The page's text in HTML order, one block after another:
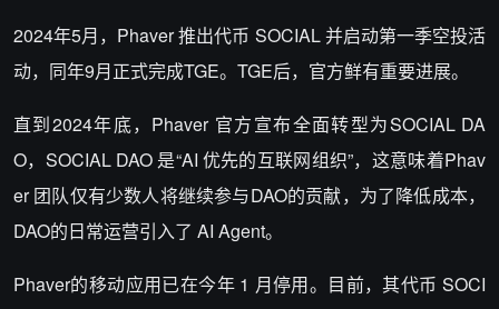
2024年5月，Phaver 推出代币 SOCIAL 并启动第一季空投活
动，同年9月正式完成TGE。TGE后，官方鲜有重要进展。
直到2024年底，Phaver 官方宣布全面转型为SOCIAL DA
O，SOCIAL DAO 是“AI 优先的互联网组织”，这意味着Phav
er 团队仅有少数人将继续参与DAO的贡献，为了降低成本，
DAO的日常运营引入了 AI Agent。
Phaver的移动应用已在今年 1 月停用。目前，其代币 SOCI